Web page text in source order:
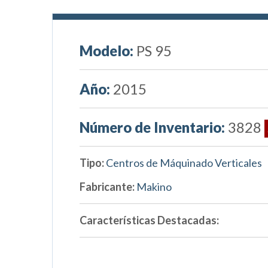
Modelo: PS 95
Año: 2015
Número de Inventario: 3828
Tipo:Centros de Máquinado Verticales
Fabricante: Makino
Características Destacadas: